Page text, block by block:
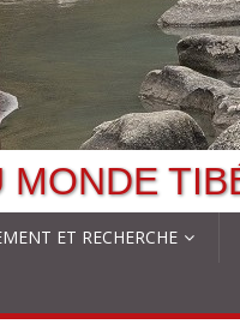
MONDE
ET RECHERCHE